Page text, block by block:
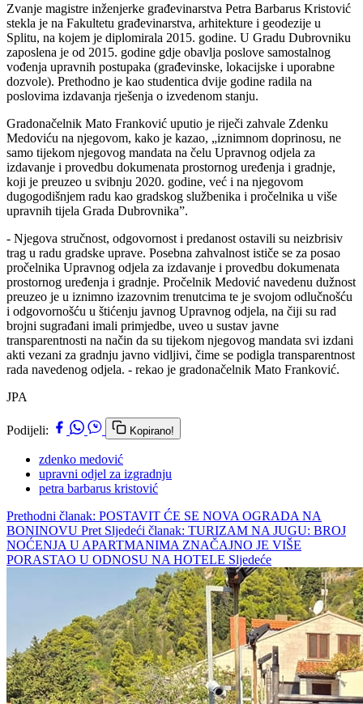
Zvanje magistre inženjerke građevinarstva Petra Barbarus Kristović
stekla je na Fakultetu građevinarstva, arhitekture i geodezije u
Splitu, na kojem je diplomirala 2015. godine. U Gradu Dubrovniku
zaposlena je od 2015. godine gdje obavlja poslove samostalnog
vođenja upravnih postupaka (građevinske, lokacijske i uporabne
dozvole). Prethodno je kao studentica dvije godine radila na
poslovima izdavanja rješenja o izvedenom stanju.
Gradonačelnik Mato Franković uputio je riječi zahvale Zdenku
Medoviću na njegovom, kako je kazao, „iznimnom doprinosu, ne
samo tijekom njegovog mandata na čelu Upravnog odjela za
izdavanje i provedbu dokumenata prostornog uređenja i gradnje,
koji je preuzeo u svibnju 2020. godine, već i na njegovom
dugogodišnjem radu kao gradskog službenika i pročelnika u više
upravnih tijela Grada Dubrovnika”.
- Njegova stručnost, odgovornost i predanost ostavili su neizbrisiv
trag u radu gradske uprave. Posebna zahvalnost ističe se za posao
pročelnika Upravnog odjela za izdavanje i provedbu dokumenata
prostornog uređenja i gradnje. Pročelnik Medović navedenu dužnost
preuzeo je u iznimno izazovnim trenutcima te je svojom odlučnošću
i odgovornošću u štićenju javnog Upravnog odjela, na čiji su rad
brojni sugrađani imali primjedbe, uveo u sustav javne
transparentnosti na način da su tijekom njegovog mandata svi izdani
akti vezani za gradnju javno vidljivi, čime se podigla transparentnost
rada navedenog odjela. - rekao je gradonačelnik Mato Franković.
JPA
Podijeli: Kopirano!
zdenko medović
upravni odjel za izgradnju
petra barbarus kristović
Prethodni članak: POSTAVIT ĆE SE NOVA OGRADA NA
BONINOVU Pret Sljedeći članak: TURIZAM NA JUGU: BROJ
NOĆENJA U APARTMANIMA ZNAČAJNO JE VIŠE
PORASTAO U ODNOSU NA HOTELE Sljedeće